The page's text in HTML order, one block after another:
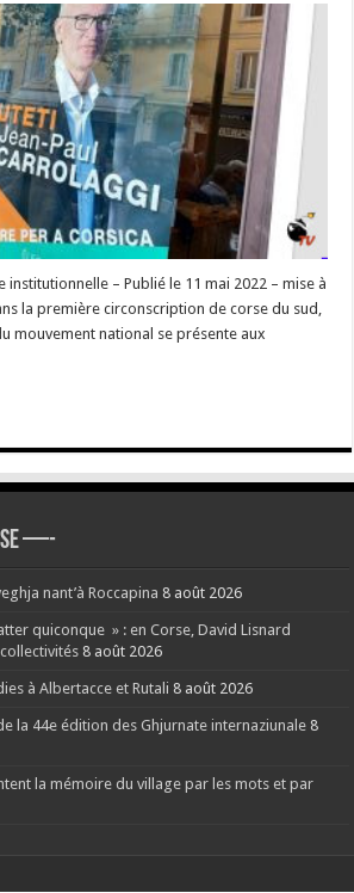
de
la
permanence
de
« Sempre
per
a
Corsica »
–
#legislative2022
#Corse
–
@CarrolaggiP
institutionnelle – Publié le 11 mai 2022 – mise à
la première circonscription de corse du sud,
mouvement national se présente aux
—-
nant’à Roccapina 8 août 2026
quiconque » : en Corse, David Lisnard
8 août 2026
à Albertacce et Rutali 8 août 2026
la 44e édition des Ghjurnate internaziunale 8
la mémoire du village par les mots et par